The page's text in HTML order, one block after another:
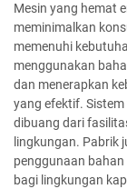
Mesin yang hemat
meminimalkan
memenuhi
menggunakan
dan menerapkan
yang efektif.
dibuang dari
lingkungan. Pabrik
penggunaan
bagi lingkungan